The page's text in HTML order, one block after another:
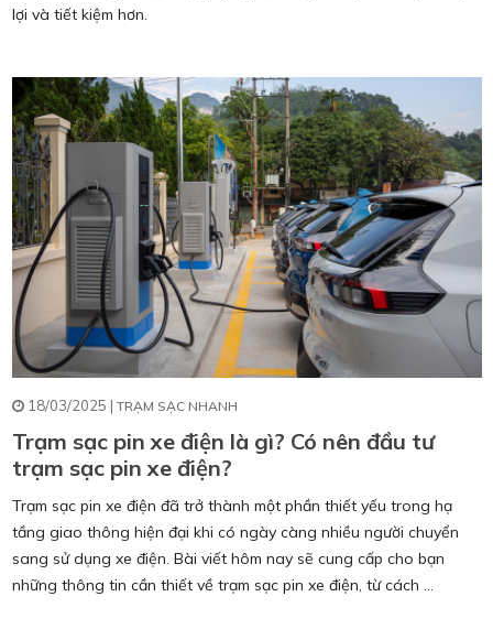
lợi và tiết kiệm hơn.
18/03/2025 | TRẠM SẠC NHANH
Trạm sạc pin xe điện là gì? Có nên đầu tư
trạm sạc pin xe điện?
Trạm sạc pin xe điện đã trở thành một phần thiết yếu trong hạ
tầng giao thông hiện đại khi có ngày càng nhiều người chuyển
sang sử dụng xe điện. Bài viết hôm nay sẽ cung cấp cho bạn
những thông tin cần thiết về trạm sạc pin xe điện, từ cách ...